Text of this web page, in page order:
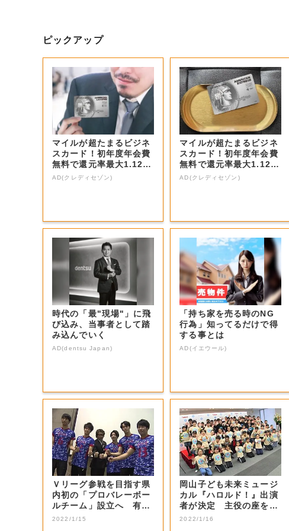
ピックアップ
マイルが超たまるビジネ
スカード！初年度年会費
無料で還元率最大1.12
5%
AD(クレディセゾン)
マイルが超たまるビジネ
スカード！初年度年会費
無料で還元率最大1.12
5%
AD(クレディセゾン)
時代の「最"現場"」に飛
び込み、当事者として踏
み込んでいく
AD(dentsu Japan)
「持ち家を売る時のNG
行為」知ってるだけで得
する事とは
AD(イエウール)
Ｖリーグ参戦を目指す県
内初の「プロバレーボー
ルチーム」設立へ 有望
選手などの受け...
2022/1/15
岡山子ども未来ミュージ
カル『ハロルド！』出演
者が決定 主役の座を射
止めた感想は…...
2022/1/16